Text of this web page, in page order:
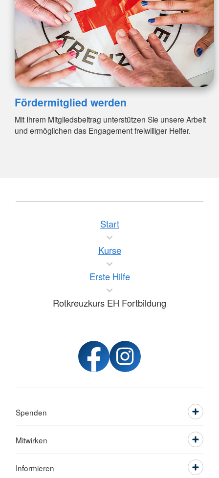
Fördermitglied werden
Mit Ihrem Mitgliedsbeitrag unterstützen Sie unsere Arbeit
und ermöglichen das Engagement freiwilliger Helfer.
Start
Kurse
Erste Hilfe
Rotkreuzkurs EH Fortbildung
Spenden
Mitwirken
Informieren